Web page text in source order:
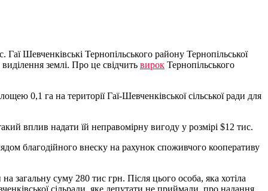
Шевченківські Тернопільського району Тернопільської
землі. Про це свідчить вирок Тернопільського
0,1 га на території Гаї-Шевченківської сільської ради для
вплив надати їй неправомірну вигоду у розмірі $12 тис.
благодійного внеску на рахунок споживчого кооперативу
загальну суму 280 тис грн. Після цього особа, яка хотіла